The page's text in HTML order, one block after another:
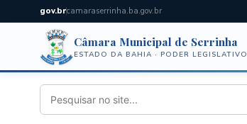
gov.brcamaraserrinha.ba.gov.br
Câmara Municipal de Serrinha
ESTADO DA BAHIA · PODER LEGISLATIVO